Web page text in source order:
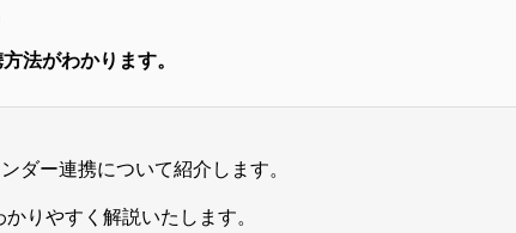
法がわかります。
ダー連携について紹介します。
りやすく解説いたします。